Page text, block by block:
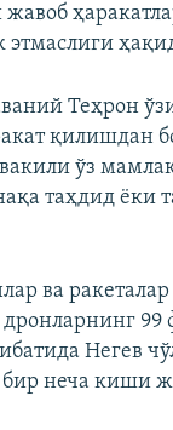
Теҳрон
қилишдан
ўз
таҳдид ёки
ва
99
Негев
бир неча киши